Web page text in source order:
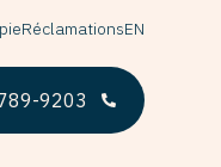
RéclamationsEN
9203